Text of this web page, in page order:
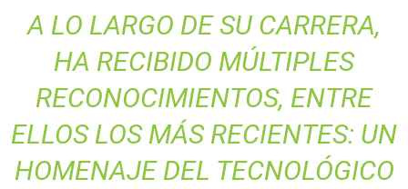
A LO LARGO DE SU CARRERA,
HA RECIBIDO MÚLTIPLES
RECONOCIMIENTOS, ENTRE
ELLOS LOS MÁS RECIENTES: UN
HOMENAJE DEL TECNOLÓGICO